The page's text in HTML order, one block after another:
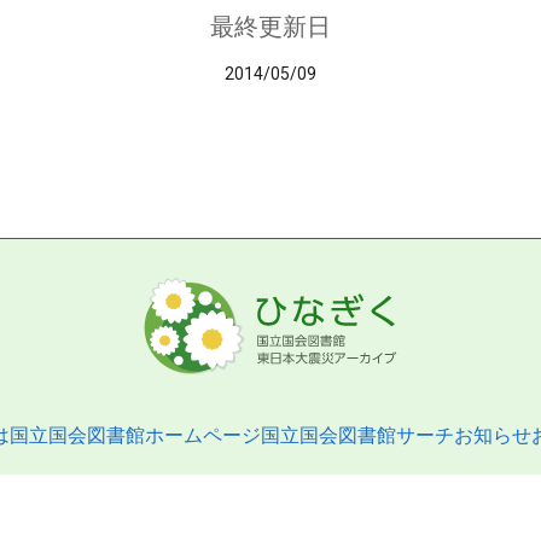
最終更新日
2014/05/09
国立国会図書館ホームページ国立国会図書館サーチお知らせ